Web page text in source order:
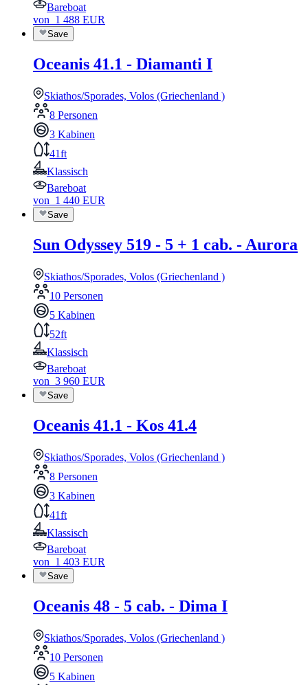
Bareboat
von 1 488 EUR
Save
Oceanis 41.1 - Diamanti I
Skiathos/Sporades, Volos (Griechenland )
8 Personen
3 Kabinen
41ft
Klassisch
Bareboat
von 1 440 EUR
Save
Sun Odyssey 519 - 5 + 1 cab. - Aurora
Skiathos/Sporades, Volos (Griechenland )
10 Personen
5 Kabinen
52ft
Klassisch
Bareboat
von 3 960 EUR
Save
Oceanis 41.1 - Kos 41.4
Skiathos/Sporades, Volos (Griechenland )
8 Personen
3 Kabinen
41ft
Klassisch
Bareboat
von 1 403 EUR
Save
Oceanis 48 - 5 cab. - Dima I
Skiathos/Sporades, Volos (Griechenland )
10 Personen
5 Kabinen